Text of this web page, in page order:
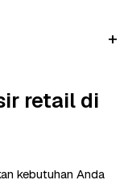
retail di
kebutuhan Anda